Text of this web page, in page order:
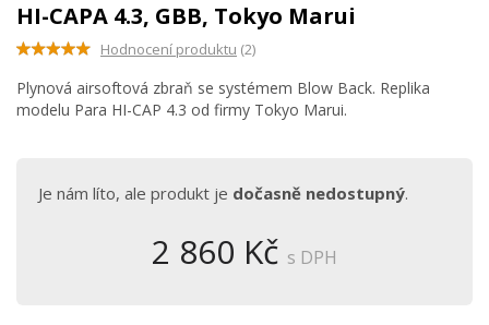
HI-CAPA 4.3, GBB, Tokyo Marui
Hodnocení produktu (2)
Plynová airsoftová zbraň se systémem Blow Back. Replika
modelu Para HI-CAP 4.3 od firmy Tokyo Marui.
Je nám líto, ale produkt je dočasně nedostupný.
2 860 Kč s DPH